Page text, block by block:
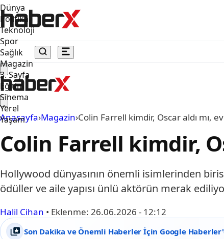
Dünya
Politika
Teknoloji
Spor
Sağlık
Magazin
3. Sayfa
Eğitim
Sinema
Yerel
Yaşam
Anasayfa›Magazin›Colin Farrell kimdir, Oscar aldı mı,
Colin Farrell kimdir,
Hollywood dünyasının önemli isimlerinden
ödüller ve aile yapısı ünlü aktörün merak
Halil Cihan • Eklenme: 26.06.2026 - 12:12
Son Dakika ve Önemli Haberler İçin Google